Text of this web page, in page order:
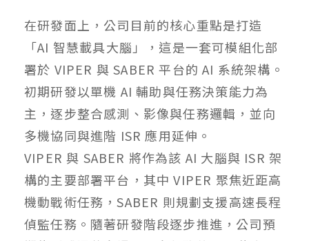
在研發面上，公司目前的核心重點是打造
「AI 智慧載具大腦」，這是一套可模組化部
署於 VIPER 與 SABER 平台的 AI 系統架構。
初期研發以單機 AI 輔助與任務決策能力為
主，逐步整合感測、影像與任務邏輯，並向
多機協同與進階 ISR 應用延伸。
VIPER 與 SABER 將作為該 AI 大腦與 ISR 架
構的主要部署平台，其中 VIPER 聚焦近距高
機動戰術任務，SABER 則規劃支援高速長程
偵監任務。隨著研發階段逐步推進，公司預